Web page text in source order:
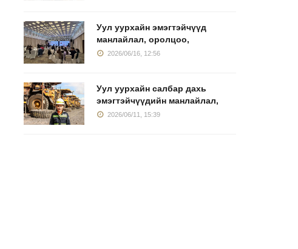
Уул уурхайн эмэгтэйчүүд
манлайлал, оролцоо,
2026/06/16, 12:56
Уул уурхайн салбар дахь
эмэгтэйчүүдийн манлайлал,
2026/06/11, 15:39